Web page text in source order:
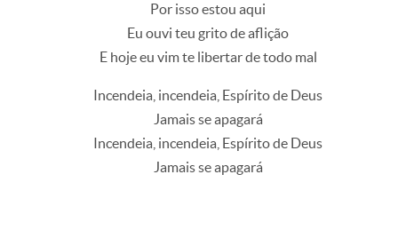
Por isso estou aqui
Eu ouvi teu grito de aflição
E hoje eu vim te libertar de todo mal
Incendeia, incendeia, Espírito de Deus
Jamais se apagará
Incendeia, incendeia, Espírito de Deus
Jamais se apagará